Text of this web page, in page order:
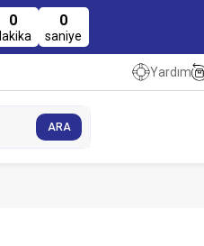
0 0
saniye
Yardım